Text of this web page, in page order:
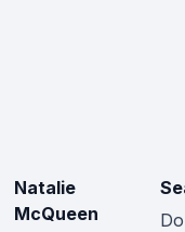
Natalie
McQueen